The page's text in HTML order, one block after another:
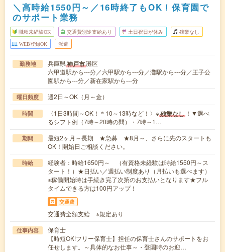
＼高時給1550円～／16時終了もOK！保育園で
のサポート業務
職種未経験OK 交通費別途支給あり 土日祝日が休み 残業なし
WEB登録OK 派遣
勤務地 兵庫県神戸市灘区
六甲道駅から---分／六甲駅から---分／灘駅から---分／王子公
園駅から---分／新在家駅から---分
曜日頻度 週2日～OK（月～金）
時間 〈1日3時間～OK！＊10～13時など！〉※残業なし ！▼選べ
るシフト例（7時～20時の間）・7時～1…
期間
最短2ヶ月～長期 ★急募 ★8月～、さらに先のスタートも
OK！開始日ご相談ください。
時給
経験者：時給1650円～ （有資格未経験は時給1550円～ス
タート！）★日払い／週払い制度あり（月払いも選べます）
※稼働開始時は手続き完了次第のお支払いとなります★フル
タイムできる方は100円アップ！
交通費
交通費全額支給 ※規定あり
仕事内容
保育士
【時短OK!フリー保育士】担任の保育士さんのサポートをお
任せします。～具体的なお仕事～・登園時のお迎…